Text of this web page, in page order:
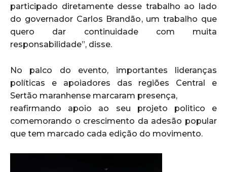
participado diretamente desse trabalho ao lado
do governador Carlos Brandão, um trabalho que
quero dar continuidade com muita
responsabilidade”, disse.
No palco do evento, importantes lideranças
políticas e apoiadores das regiões Central e
Sertão maranhense marcaram presença,
reafirmando apoio ao seu projeto politico e
comemorando o crescimento da adesão popular
que tem marcado cada edição do movimento.